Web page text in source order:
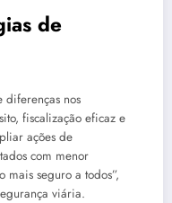
de
diferenças nos
fiscalização eficaz e
ações de
com menor
seguro a todos”,
viária.